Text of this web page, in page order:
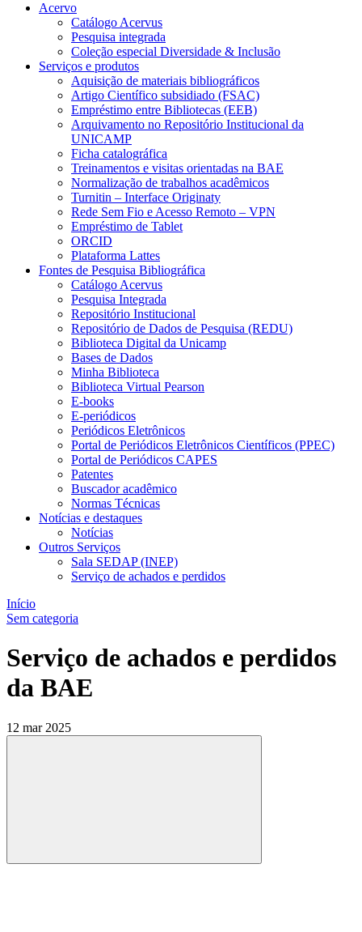
Acervo
Catálogo Acervus
Pesquisa integrada
Coleção especial Diversidade & Inclusão
Serviços e produtos
Aquisição de materiais bibliográficos
Artigo Científico subsidiado (FSAC)
Empréstimo entre Bibliotecas (EEB)
Arquivamento no Repositório Institucional da
UNICAMP
Ficha catalográfica
Treinamentos e visitas orientadas na BAE
Normalização de trabalhos acadêmicos
Turnitin – Interface Originaty
Rede Sem Fio e Acesso Remoto – VPN
Empréstimo de Tablet
ORCID
Plataforma Lattes
Fontes de Pesquisa Bibliográfica
Catálogo Acervus
Pesquisa Integrada
Repositório Institucional
Repositório de Dados de Pesquisa (REDU)
Biblioteca Digital da Unicamp
Bases de Dados
Minha Biblioteca
Biblioteca Virtual Pearson
E-books
E-periódicos
Periódicos Eletrônicos
Portal de Periódicos Eletrônicos Científicos (PPEC)
Portal de Periódicos CAPES
Patentes
Buscador acadêmico
Normas Técnicas
Notícias e destaques
Notícias
Outros Serviços
Sala SEDAP (INEP)
Serviço de achados e perdidos
Início
Sem categoria
Serviço de achados e perdidos
da BAE
12 mar 2025
Compartilhar